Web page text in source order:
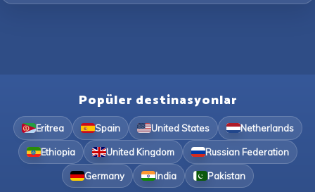
Popüler destinasyonlar
Eritrea Spain United States Netherlands
Ethiopia United Kingdom Russian Federation
Germany India Pakistan